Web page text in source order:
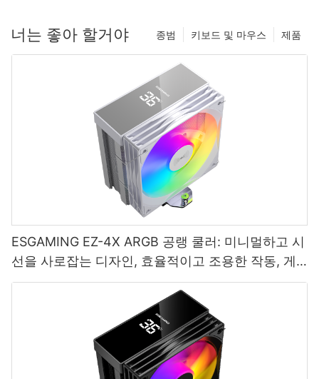
너는 좋아 할거야 제품
키보드 및 마우스
종범
ESGAMING EZ-4X ARGB 공랭 쿨러: 미니멀하고 시
선을 사로잡는 디자인, 효율적이고 조용한 작동, 게
이머의 선택